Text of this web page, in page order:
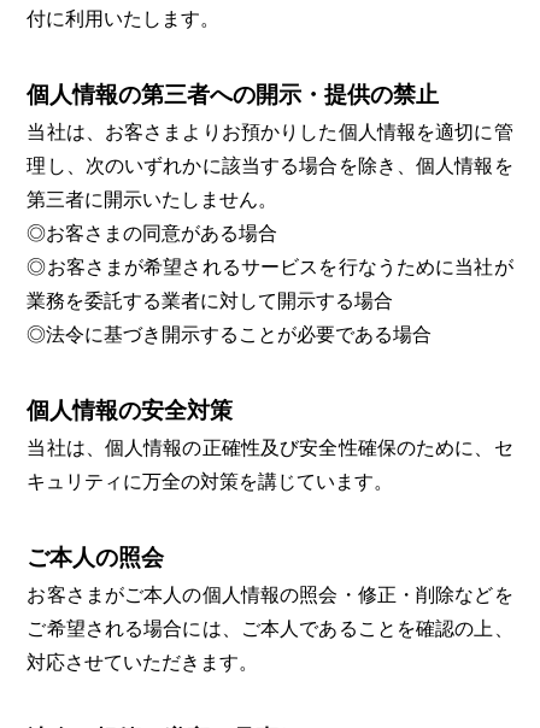
付に利用いたします。
個人情報の第三者への開示・提供の禁止
当社は、お客さまよりお預かりした個人情報を適切に管
理し、次のいずれかに該当する場合を除き、個人情報を
第三者に開示いたしません。
◎お客さまの同意がある場合
◎お客さまが希望されるサービスを行なうために当社が
業務を委託する業者に対して開示する場合
◎法令に基づき開示することが必要である場合
個人情報の安全対策
当社は、個人情報の正確性及び安全性確保のために、セ
キュリティに万全の対策を講じています。
ご本人の照会
お客さまがご本人の個人情報の照会・修正・削除などを
ご希望される場合には、ご本人であることを確認の上、
対応させていただきます。